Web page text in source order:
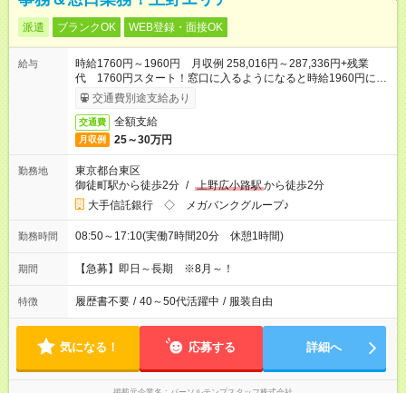
派遣 ブランクOK WEB登録・面接OK
給与
時給1760円～1960円 月収例 258,016円～287,336円+残業
代 1760円スタート！窓口に入るようになると時給1960円に
UP◎交通費別途支給あり
交通費 全額支給
月収例 25～30万円
勤務地
東京都台東区
御徒町駅から徒歩2分 / 上野広小路駅から徒歩2分
大手信託銀行 ◇ メガバンクグループ♪
勤務時間 08:50～17:10(実働7時間20分 休憩1時間)
期間 【急募】即日～長期 ※8月～！
特徴 履歴書不要 / 40～50代活躍中 / 服装自由
気になる！ 応募する 詳細へ